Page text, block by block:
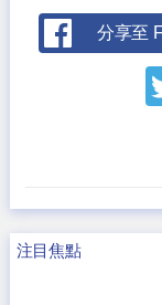
分享至
注目焦點